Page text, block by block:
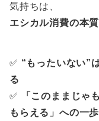
気持ちは、
エシカル消費の本
✅ “もったいない”
る
✅
「このままじゃ
もらえる」への一歩